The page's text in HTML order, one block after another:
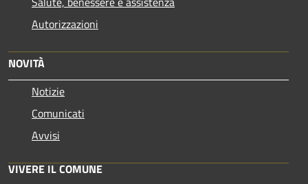
Autorizzazioni
NOVITÀ
Notizie
Comunicati
Avvisi
VIVERE IL COMUNE